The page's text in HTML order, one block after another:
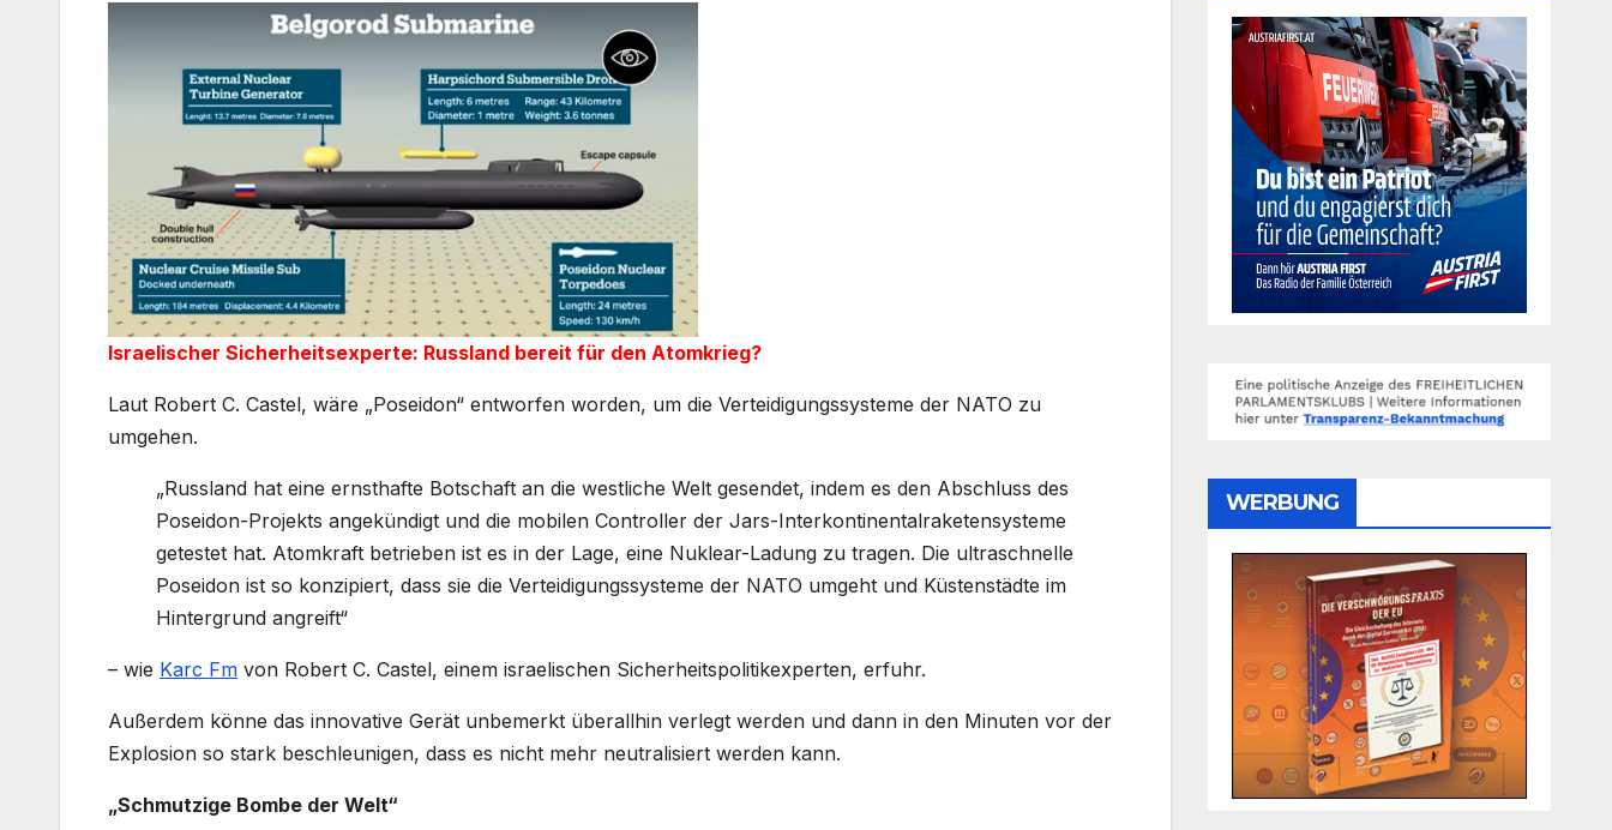
Israelischer Sicherheitsexperte: Russland bereit für den Atomkrieg?
Laut Robert C. Castel, wäre „Poseidon“ entworfen worden, um die Verteidigungssysteme der NATO zu
umgehen.
„Russland hat eine ernsthafte Botschaft an die westliche Welt gesendet, indem es den Abschluss des
Poseidon-Projekts angekündigt und die mobilen Controller der Jars-Interkontinentalraketensysteme
getestet hat. Atomkraft betrieben ist es in der Lage, eine Nuklear-Ladung zu tragen. Die ultraschnelle
Poseidon ist so konzipiert, dass sie die Verteidigungssysteme der NATO umgeht und Küstenstädte im
Hintergrund angreift“
– wie Karc Fm von Robert C. Castel, einem israelischen Sicherheitspolitikexperten, erfuhr.
Außerdem könne das innovative Gerät unbemerkt überallhin verlegt werden und dann in den Minuten vor der
Explosion so stark beschleunigen, dass es nicht mehr neutralisiert werden kann.
„Schmutzige Bombe der Welt“
WERBUNG